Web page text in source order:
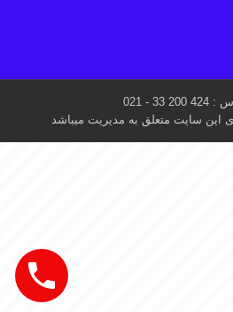
33 - 021
این سایت متعلق به مدیریت میباشد